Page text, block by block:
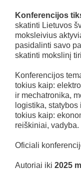
Konferencijos
skatinti Lietuvos
moksleivius
pasidalinti savo
skatinti mokslinį
Konferencijos
tokius kaip:
ir mechatronika,
logistika,
tokius kaip:
reiškiniai, vadyba.
Oficiali
Autoriai iki 2025